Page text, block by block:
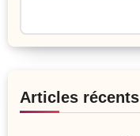
Articles récents